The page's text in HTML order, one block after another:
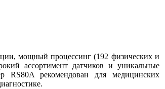
мощный процессинг (192 физических и
ассортимент датчиков и уникальные
RS80A рекомендован для медицинских